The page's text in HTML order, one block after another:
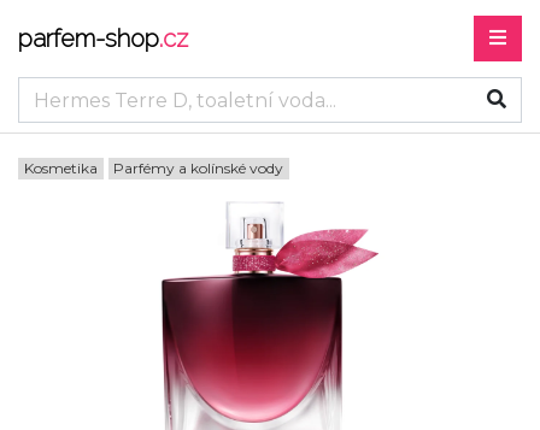
parfem-shop.cz
Kosmetika Parfémy a kolínské vody